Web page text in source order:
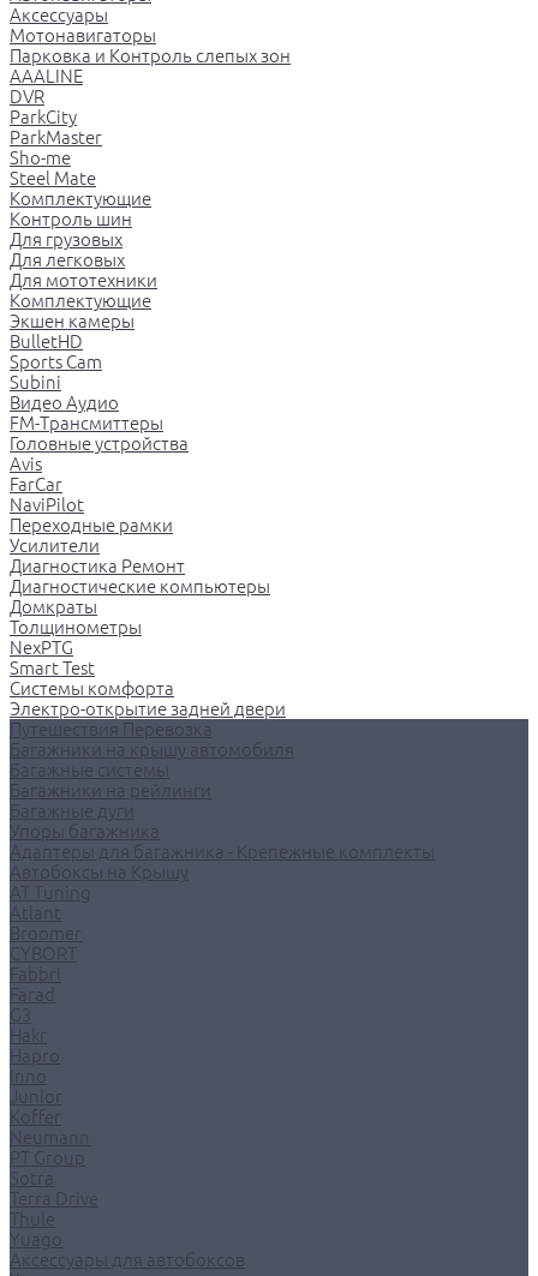
Аксессуары
Мотонавигаторы
Парковка и Контроль слепых зон
AAALINE
DVR
ParkCity
ParkMaster
Sho-me
Steel Mate
Комплектующие
Контроль шин
Для грузовых
Для легковых
Для мототехники
Комплектующие
Экшен камеры
BulletHD
Sports Cam
Subini
Видео Аудио
FM-Трансмиттеры
Головные устройства
Avis
FarCar
NaviPilot
Переходные рамки
Усилители
Диагностика Ремонт
Диагностические компьютеры
Домкраты
Толщинометры
NexPTG
Smart Test
Системы комфорта
Электро-открытие задней двери
Путешествия Перевозка
Багажники на крышу автомобиля
Багажные системы
Багажники на рейлинги
Багажные дуги
Упоры багажника
Адаптеры для багажника - Крепежные комплекты
Автобоксы на Крышу
AT Tuning
Atlant
Broomer
CYBORT
Fabbri
Farad
G3
Hakr
Hapro
Inno
Junior
Koffer
Neumann
PT Group
Sotra
Terra Drive
Thule
Yuago
Аксессуары для автобоксов